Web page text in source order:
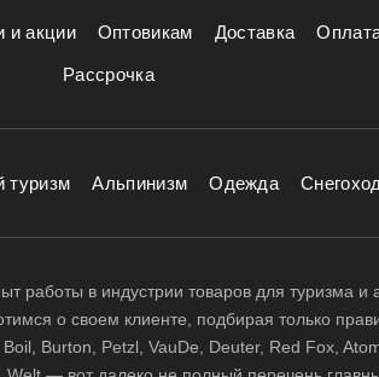
и акции Оптовикам Доставка
Рассрочка
туризм Альпинизм Одежда
работы в индустрии товаров для туризма и
о своем клиенте, подбирая только
Burton, Petzl, VauDe, Deuter, Red Fox,